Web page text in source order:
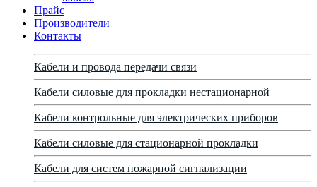
Прайс
Производители
Контакты
Кабели и провода передачи связи
Кабели силовые для прокладки нестационарной
Кабели контрольные для электрических приборов
Кабели силовые для стационарной прокладки
Кабели для систем пожарной сигнализации